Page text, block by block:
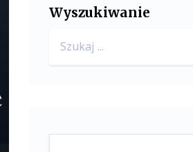
Wyszukiwanie
for: